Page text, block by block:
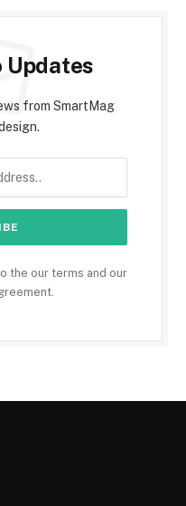
Updates
from SmartMag
the our terms and our